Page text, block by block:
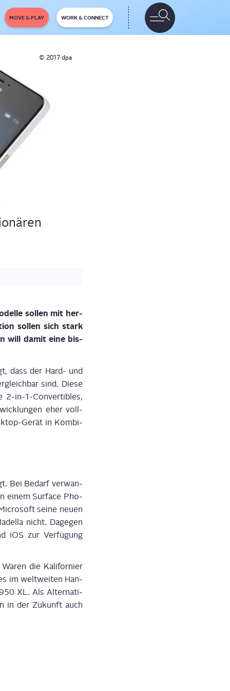
MOVE & PLAY WORK & CONNECT
© 2017 dpa
sol­len mit her­
sol­len sich stark
will damit eine bis­
dass der Hard- und
sind. Die­se
2‑in-1-Con­ver­ti­bles,
eher voll­
Gerät in Kom­bi­
Bei Bedarf ver­wan­
einem Sur­face Pho­
sei­ne neu­en
nicht. Dage­gen
iOS zur Ver­fü­gung
die Kali­for­ni­er
im welt­wei­ten Han­
XL. Als Alter­na­ti­
in der Zukunft auch